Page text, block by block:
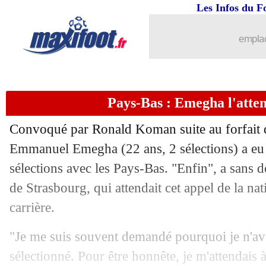
Les Infos du
Pays-Bas : Emegha
Convoqué par Ronald Koman suite au forfait
Emmanuel Emegha (22 ans, 2 sélections) a
sélections avec les Pays-Bas. "Enfin", a sans
de Strasbourg, qui attendait cet appel de la
carrière.
"Je me suis souvent demandé pourquoi je
sélectionné. Pour être honnête, je m'attendais
: Mbappé, un "non-sujet" pour
19/11 Real: Mbappé ne s'est pas entraîné
: deux cadres de retour, l'autre
19/11 Real: Rodrygo fataliste sur sa
19/11 Lyon: M. Diaz conseille Endrick
19/11 Barça
19/11 Barça: l'UEFA valide le Camp Nou